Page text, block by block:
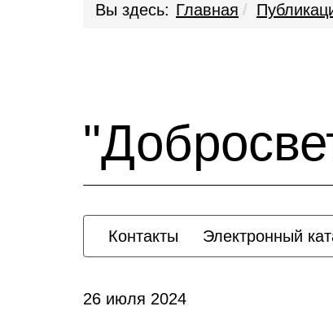
Вы здесь: Главная
Контакты Электронный
26 июля 2024